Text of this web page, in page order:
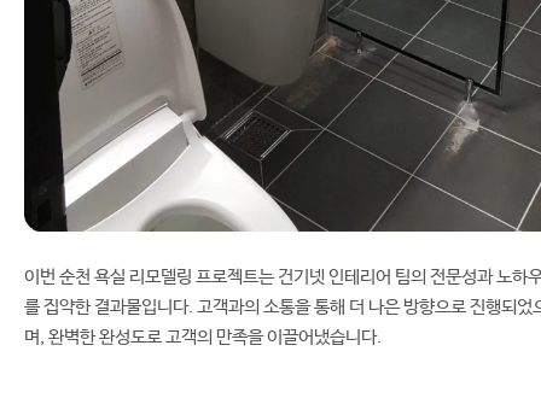
이번 순천 욕실 리모델링 프로젝트는 건기넷 인테리어 팀의 전문성과 노하
를 집약한 결과물입니다. 고객과의 소통을 통해 더 나은 방향으로 진행되었
며, 완벽한 완성도로 고객의 만족을 이끌어냈습니다.